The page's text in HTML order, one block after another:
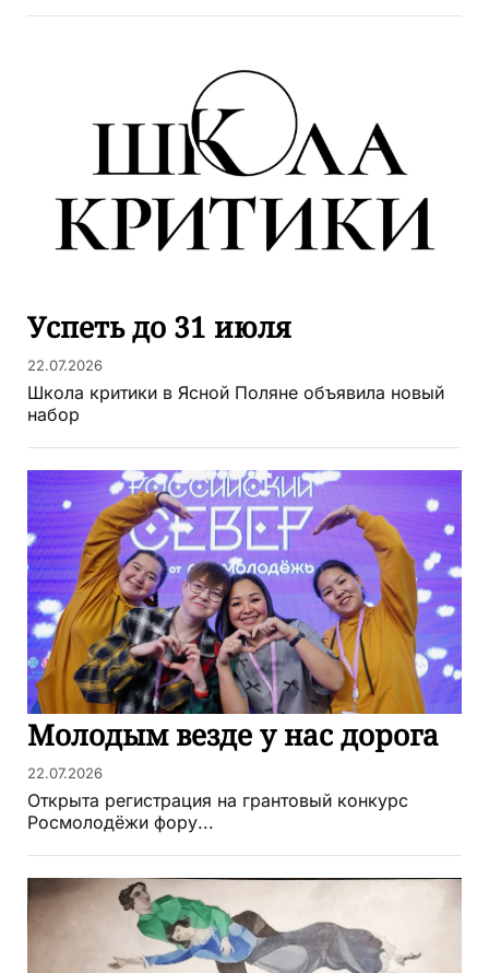
Успеть до 31 июля
22.07.2026
Школа критики в Ясной Поляне объявила новый
набор
Молодым везде у нас дорога
22.07.2026
Открыта регистрация на грантовый конкурс
Росмолодёжи фору...